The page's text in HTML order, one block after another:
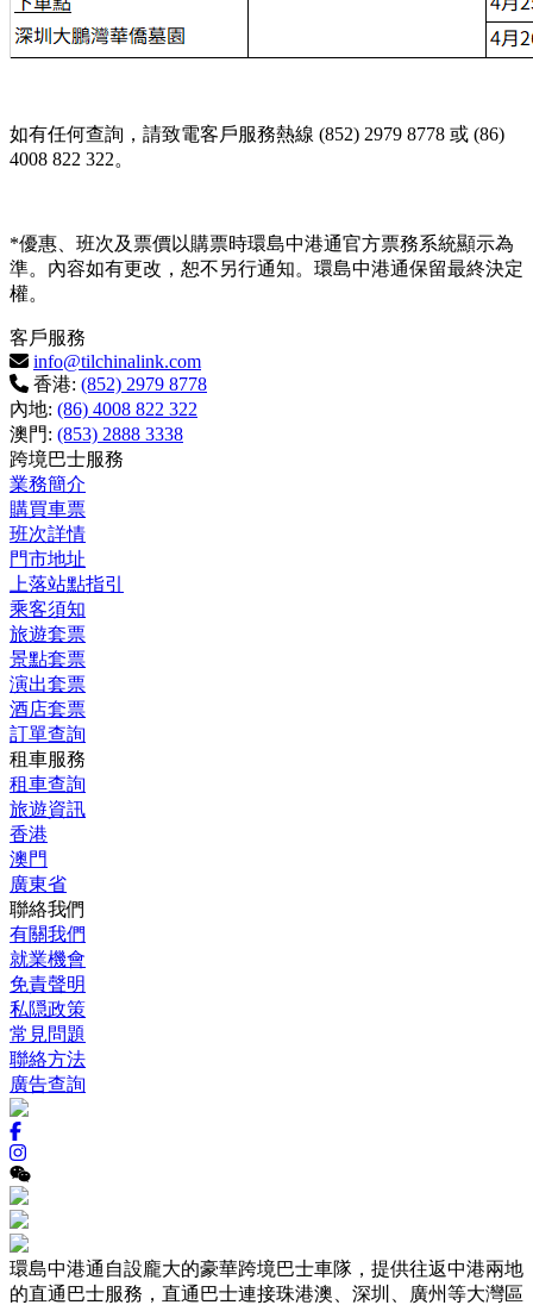
如有任何查詢，請致電客戶服務熱線 (852) 2979 8778 或 (86)
4008 822 322。
*優惠、班次及票價以購票時環島中港通官方票務系統顯示為
準。內容如有更改，恕不另行通知。環島中港通保留最終決定
權。
客戶服務
info@tilchinalink.com
香港: (852) 2979 8778
內地: (86) 4008 822 322
澳門: (853) 2888 3338
跨境巴士服務
業務簡介
購買車票
班次詳情
門市地址
上落站點指引
乘客須知
旅遊套票
景點套票
演出套票
酒店套票
訂單查詢
租車服務
租車查詢
旅遊資訊
香港
澳門
廣東省
聯絡我們
有關我們
就業機會
免責聲明
私隠政策
常見問題
聯絡方法
廣告查詢
環島中港通自設龐大的豪華跨境巴士車隊，提供往返中港兩地
的直通巴士服務，直通巴士連接珠港澳、深圳、廣州等大灣區